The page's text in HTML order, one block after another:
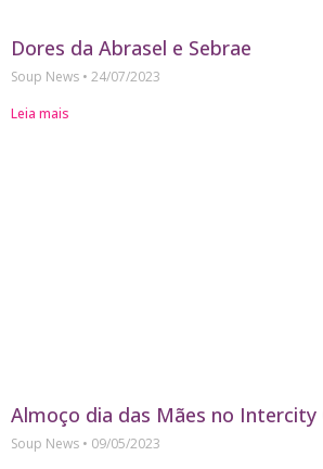
Dores da Abrasel e Sebrae
Soup News
24/07/2023
Leia mais
Almoço dia das Mães no Intercity
Soup News
09/05/2023